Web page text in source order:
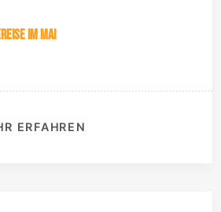
im Mai
ERFAHREN